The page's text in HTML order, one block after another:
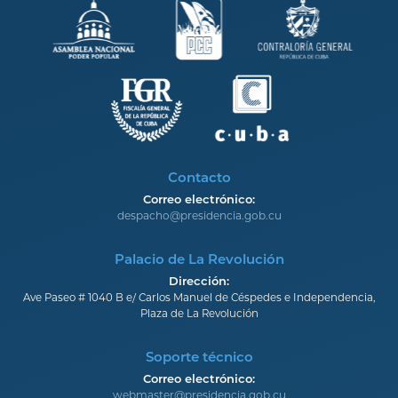
Contacto
Correo electrónico:
despacho@presidencia.gob.cu
Palacio de La Revolución
Dirección:
Ave Paseo # 1040 B e/ Carlos Manuel de Céspedes e Independencia,
Plaza de La Revolución
Soporte técnico
Correo electrónico:
webmaster@presidencia.gob.cu